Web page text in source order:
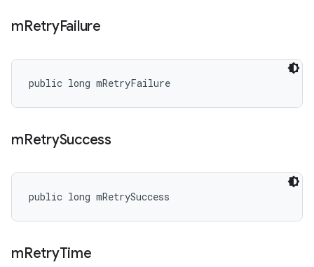
mRetryFailure
public long mRetryFailure
mRetrySuccess
public long mRetrySuccess
mRetryTime